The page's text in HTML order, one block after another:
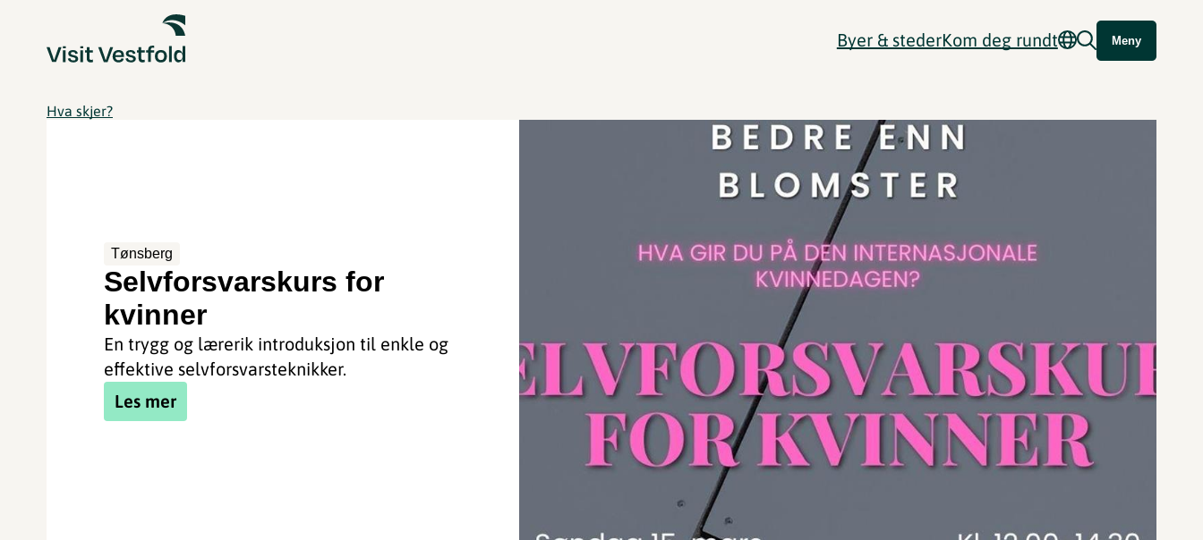
Byer & stederKom deg rundt Meny
Hva skjer?
Tønsberg
Selvforsvarskurs for
kvinner
En trygg og lærerik introduksjon til enkle og
effektive selvforsvarsteknikker.
Les mer